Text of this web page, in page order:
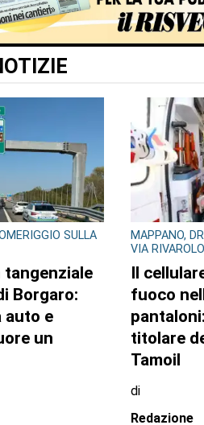
SULLA
tangenziale
Borgaro:
auto e
un
MAPPANO,
VIA RIVAROLO
Il
fuoco
titolare
Tamoil
di
Redazione